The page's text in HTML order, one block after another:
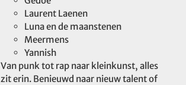
Laurent Laenen
Luna en de maanstenen
Meermens
Yannish
Van punk tot rap naar kleinkunst, alles
zit erin. Benieuwd naar nieuw talent of